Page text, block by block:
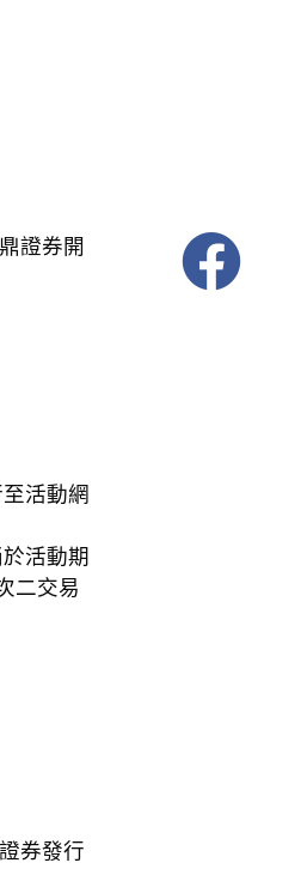
證券開
活動網
活動期
二交易
券發行